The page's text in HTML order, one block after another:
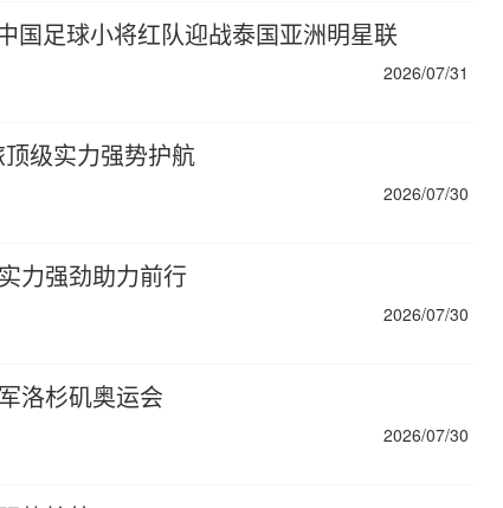
国足球小将红队迎战泰国亚洲明星联
2026/07/31
级实力强势护航
2026/07/30
力强劲助力前行
2026/07/30
洛杉矶奥运会
2026/07/30